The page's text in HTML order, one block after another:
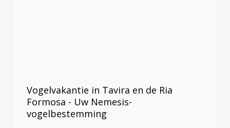
Vogelvakantie in Tavira en de Ria
Formosa - Uw Nemesis-
vogelbestemming